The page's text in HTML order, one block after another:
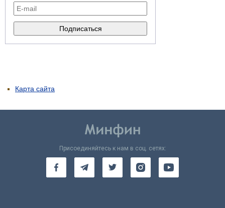
Карта сайта
Присоединяйтесь к нам в соц. сетях: